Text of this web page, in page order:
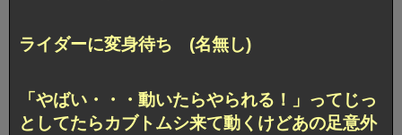
ライダーに変身待ち (名無し)
「やばい・・・動いたらやられる！」ってじっ
としてたらカブトムシ来て動くけどあの足意外